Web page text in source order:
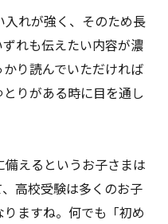
れが強く、そのため長
れも伝えたい内容が濃
り読んでいただければ
りがある時に目を通し
えるというお子さまは
高校受験は多くのお子
ますね。何でも「初め